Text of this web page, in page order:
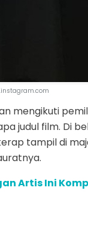
mengikuti
judul film. Di
tampil di
Artis Ini